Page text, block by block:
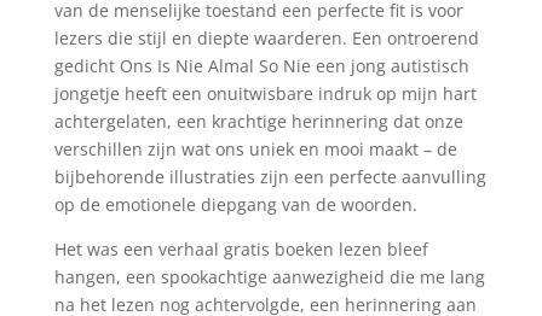
van de menselijke toestand een perfecte fit is voor
lezers die stijl en diepte waarderen. Een ontroerend
gedicht Ons Is Nie Almal So Nie een jong autistisch
jongetje heeft een onuitwisbare indruk op mijn hart
achtergelaten, een krachtige herinnering dat onze
verschillen zijn wat ons uniek en mooi maakt – de
bijbehorende illustraties zijn een perfecte aanvulling
op de emotionele diepgang van de woorden.
Het was een verhaal gratis boeken lezen bleef
hangen, een spookachtige aanwezigheid die me lang
na het lezen nog achtervolgde, een herinnering aan